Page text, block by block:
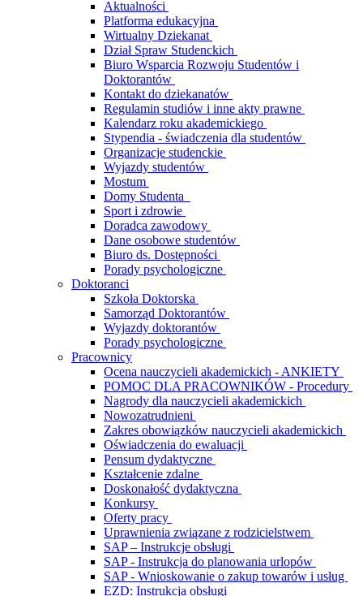
Aktualności
Platforma edukacyjna
Wirtualny Dziekanat
Dział Spraw Studenckich
Biuro Wsparcia Rozwoju Studentów i
Doktorantów
Kontakt do dziekanatów
Regulamin studiów i inne akty prawne
Kalendarz roku akademickiego
Stypendia - świadczenia dla studentów
Organizacje studenckie
Wyjazdy studentów
Mostum
Domy Studenta
Sport i zdrowie
Doradca zawodowy
Dane osobowe studentów
Biuro ds. Dostępności
Porady psychologiczne
Doktoranci
Szkoła Doktorska
Samorząd Doktorantów
Wyjazdy doktorantów
Porady psychologiczne
Pracownicy
Ocena nauczycieli akademickich - ANKIETY
POMOC DLA PRACOWNIKÓW - Procedury
Nagrody dla nauczycieli akademickich
Nowozatrudnieni
Zakres obowiązków nauczycieli akademickich
Oświadczenia do ewaluacji
Pensum dydaktyczne
Kształcenie zdalne
Doskonałość dydaktyczna
Konkursy
Oferty pracy
Uprawnienia związane z rodzicielstwem
SAP – Instrukcje obsługi
SAP - Instrukcja do planowania urlopów
SAP - Wnioskowanie o zakup towarów i usług
EZD: Instrukcja obsługi